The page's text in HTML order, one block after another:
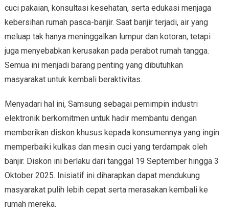
cuci pakaian, konsultasi kesehatan, serta edukasi menjaga
kebersihan rumah pasca-banjir. Saat banjir terjadi, air yang
meluap tak hanya meninggalkan lumpur dan kotoran, tetapi
juga menyebabkan kerusakan pada perabot rumah tangga.
Semua ini menjadi barang penting yang dibutuhkan
masyarakat untuk kembali beraktivitas.
Menyadari hal ini, Samsung sebagai pemimpin industri
elektronik berkomitmen untuk hadir membantu dengan
memberikan diskon khusus kepada konsumennya yang ingin
memperbaiki kulkas dan mesin cuci yang terdampak oleh
banjir. Diskon ini berlaku dari tanggal 19 September hingga 3
Oktober 2025. Inisiatif ini diharapkan dapat mendukung
masyarakat pulih lebih cepat serta merasakan kembali ke
rumah mereka.